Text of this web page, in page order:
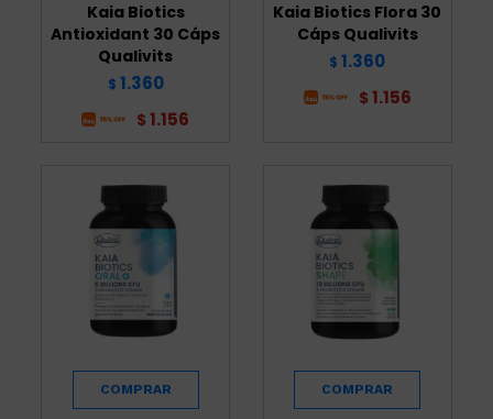
Kaia Biotics
Antioxidant 30 Cáps
Qualivits
$ 1.360
$ 1.156
Kaia Biotics Flora 30
Cáps Qualivits
$ 1.360
$ 1.156